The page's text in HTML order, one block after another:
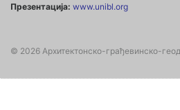
Презентација: www.unibl.org
© 2026 Архитектонско-грађевинско-